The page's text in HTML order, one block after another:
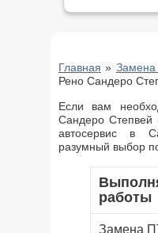
Главная »
Рено Сандеро
Если вам
Сандеро
автосервис в
разумный выбор
работы
Замена